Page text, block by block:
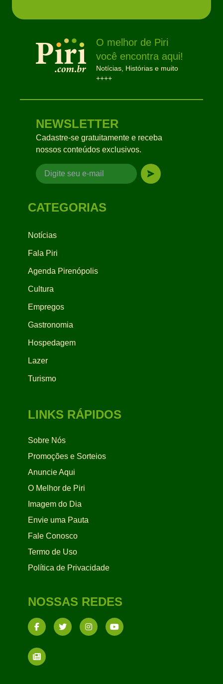
O melhor de Piri
você encontra aqui!
Notícias, Histórias e muito
++++
NEWSLETTER
Cadastre-se gratuitamente e receba
nossos conteúdos exclusivos.
CATEGORIAS
Notícias
Fala Piri
Agenda Pirenópolis
Cultura
Empregos
Gastronomia
Hospedagem
Lazer
Turismo
LINKS RÁPIDOS
Sobre Nós
Promoções e Sorteios
Anuncie Aqui
O Melhor de Piri
Imagem do Dia
Envie uma Pauta
Fale Conosco
Termo de Uso
Política de Privacidade
NOSSAS REDES